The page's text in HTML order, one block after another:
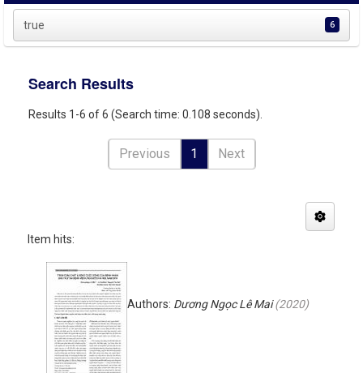
true 6
Search Results
Results 1-6 of 6 (Search time: 0.108 seconds).
Previous 1 Next
Item hits:
Authors: Dương Ngọc Lê Mai(2020)